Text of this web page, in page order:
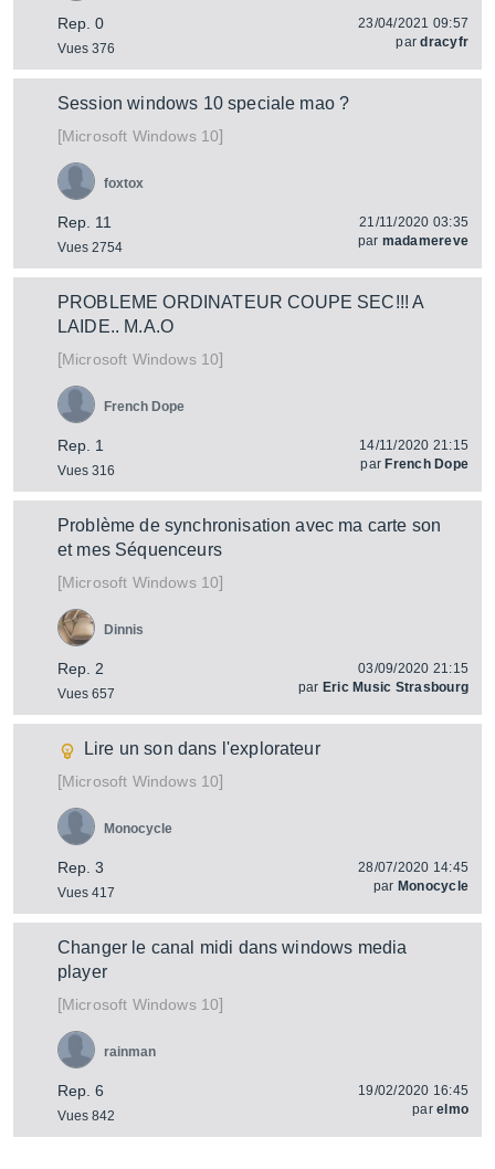
Rep. 0
Vues 376
23/04/2021 09:57
pardracyfr
Session windows 10 speciale mao ?
[Microsoft Windows 10]
Rep. 11
Vues 2754
foxtox
21/11/2020 03:35
par madamereve
PROBLEME ORDINATEUR COUPE SEC!!! A
LAIDE.. M.A.O
[Microsoft Windows 10]
Rep. 1
Vues 316
French Dope
14/11/2020 21:15
par French Dope
Problème de synchronisation avec ma carte son
et mes Séquenceurs
[Microsoft Windows 10]
Rep. 2
Vues 657
Dinnis
03/09/2020 21:15
par Eric Music Strasbourg
Lire un son dans l'explorateur
[Microsoft Windows 10]
Rep. 3
Vues 417
Monocycle
28/07/2020 14:45
par Monocycle
Changer le canal midi dans windows media
player
[Microsoft Windows 10]
Rep. 6
Vues 842
rainman
19/02/2020 16:45
parelmo